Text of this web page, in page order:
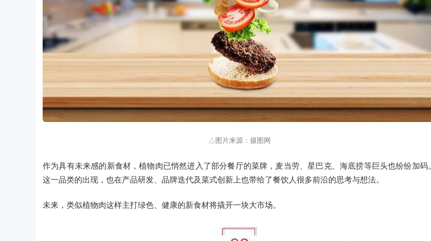
△图片来源：摄图网
作为具有未来感的新食材，植物肉已悄然进入了部分餐厅的菜牌，麦当劳、星巴克、海底捞等巨头也纷纷加码。
这一品类的出现，也在产品研发、品牌迭代及菜式创新上也带给了餐饮人很多前沿的思考与想法。
未来，类似植物肉这样主打绿色、健康的新食材将撬开一块大市场。